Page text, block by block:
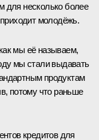
для несколько более
молодёжь.
мы её называем,
мы стали выдавать
продуктам
потому что раньше
кредитов для